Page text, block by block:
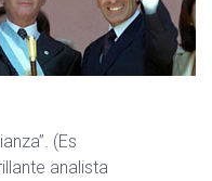
(Es
analista